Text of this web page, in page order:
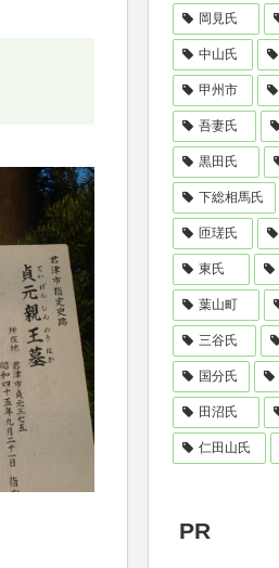
岡見氏
中山氏
甲州市
吾妻氏
黒田氏
下総相馬氏
匝瑳氏
東氏
葉山町
三谷氏
国分氏
田沼氏
仁田山氏
PR